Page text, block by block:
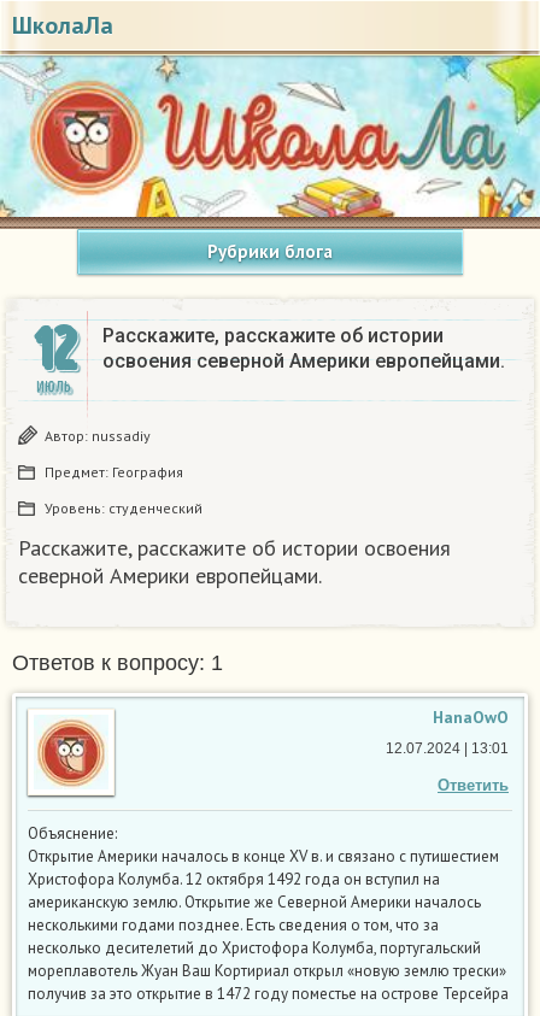
ШколаЛа
Рубрики блога
12
ИЮЛЬ
Расскажите, расскажите об истории
освоения северной Америки европейцами.
Автор: nussadiy
Предмет: География
Уровень: студенческий
Расскажите, расскажите об истории освоения
северной Америки европейцами.
Ответов к вопросу: 1
HanaOwO
Ответить
12.07.2024 | 13:01
Объяснение:
Открытие Америки началось в конце XV в. и связано с путишестием
Христофора Колумба. 12 октября 1492 года он вступил на
американскую землю. Открытие же Северной Америки началось
несколькими годами позднее. Есть сведения о том, что за
несколько десителетий до Христофора Колумба, португальский
мореплавотель Жуан Ваш Кортириал открыл «новую землю трески»
получив за это открытие в 1472 году поместье на острове Терсейра